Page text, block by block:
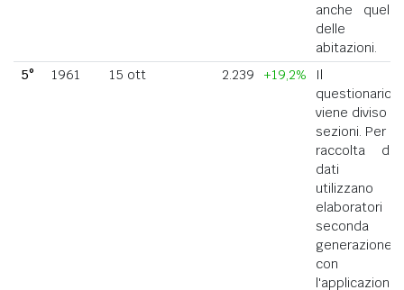
anche quello
delle
abitazioni.
5°
1961 15 ott 2.239 +19,2%
Il
questionario
viene diviso in
sezioni. Per la
raccolta dei
dati si
utilizzano
elaboratori di
seconda
generazione
con
l'applicazione